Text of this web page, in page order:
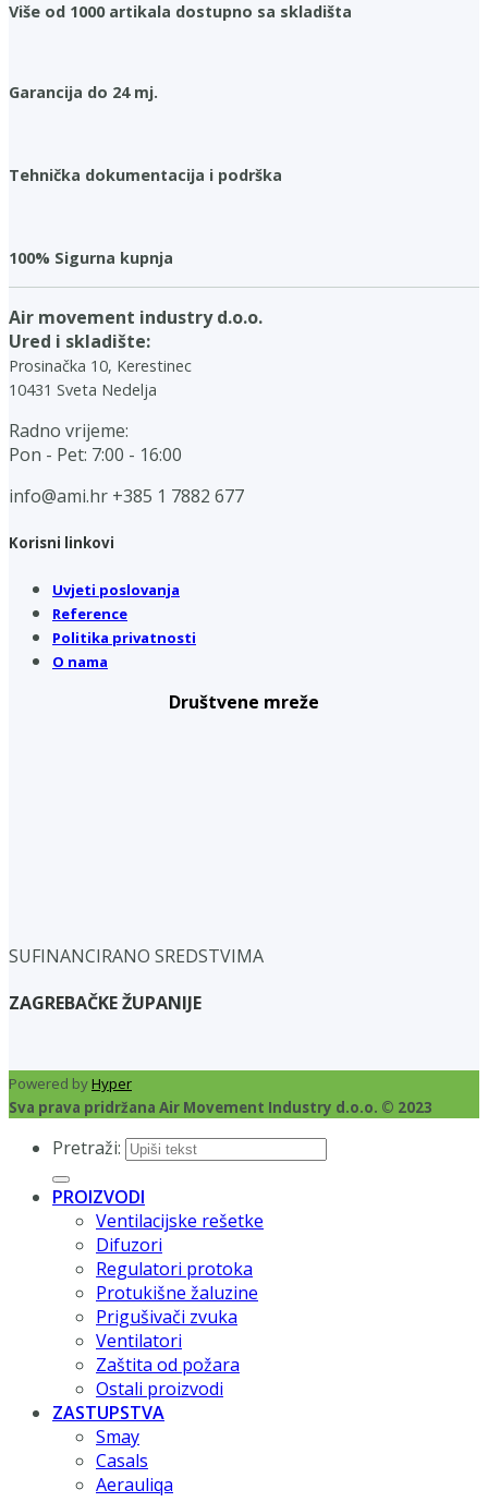
Više od 1000 artikala dostupno sa skladišta
Garancija do 24 mj.
Tehnička dokumentacija i podrška
100% Sigurna kupnja
Air movement industry d.o.o.
Ured i skladište:
Prosinačka 10, Kerestinec
10431 Sveta Nedelja
Radno vrijeme:
Pon - Pet: 7:00 - 16:00
info@ami.hr +385 1 7882 677
Korisni linkovi
Uvjeti poslovanja
Reference
Politika privatnosti
O nama
Društvene mreže
SUFINANCIRANO SREDSTVIMA
ZAGREBAČKE ŽUPANIJE
Powered byHyper
Sva prava pridržana Air Movement Industry d.o.o. © 2023
Pretraži:
PROIZVODI
Ventilacijske rešetke
Difuzori
Regulatori protoka
Protukišne žaluzine
Prigušivači zvuka
Ventilatori
Zaštita od požara
Ostali proizvodi
ZASTUPSTVA
Smay
Casals
Aerauliqa